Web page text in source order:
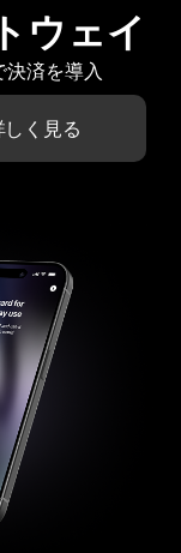
ウェイ
済を導入
しく見る